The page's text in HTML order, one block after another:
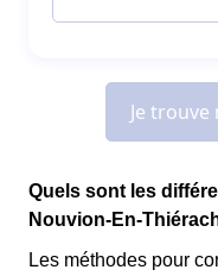
Quels sont les
Nouvion-En-
Les méthodes pour